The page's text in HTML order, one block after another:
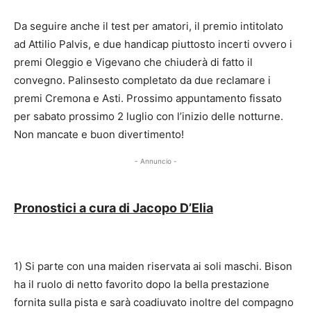
Da seguire anche il test per amatori, il premio intitolato
ad Attilio Palvis, e due handicap piuttosto incerti ovvero i
premi Oleggio e Vigevano che chiuderà di fatto il
convegno. Palinsesto completato da due reclamare i
premi Cremona e Asti. Prossimo appuntamento fissato
per sabato prossimo 2 luglio con l’inizio delle notturne.
Non mancate e buon divertimento!
- Annuncio -
Pronostici a cura di Jacopo D’Elia
1) Si parte con una maiden riservata ai soli maschi. Bison
ha il ruolo di netto favorito dopo la bella prestazione
fornita sulla pista e sarà coadiuvato inoltre del compagno